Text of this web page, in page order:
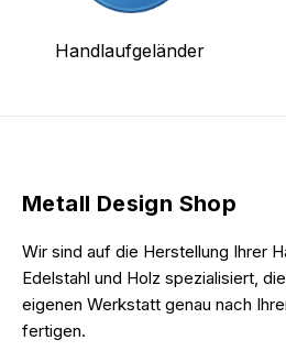
Handlaufgeländer
Metall Design Shop
Wir sind auf die Herstellung Ihrer
Edelstahl und Holz spezialisiert,
eigenen Werkstatt genau nach
fertigen.